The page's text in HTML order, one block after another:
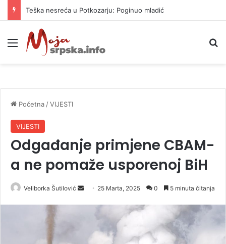
Vrućine ne prestaju: Danas i do 38 stepeni
Meni
Početna /VIJESTI
VIJESTI
Odgađanje primjene CBAM-
a ne pomaže usporenoj BiH
Veliborka Šutilović 25 Marta, 2025 0 5 minuta čitanja